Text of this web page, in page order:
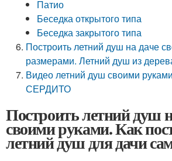
Патио
Беседка открытого типа
Беседка закрытого типа
Построить летний душ на даче
размерами. Летний душ из
Видео летний душ своими
СЕРДИТО
Построить летний душ
своими руками. Как
летний душ для дачи